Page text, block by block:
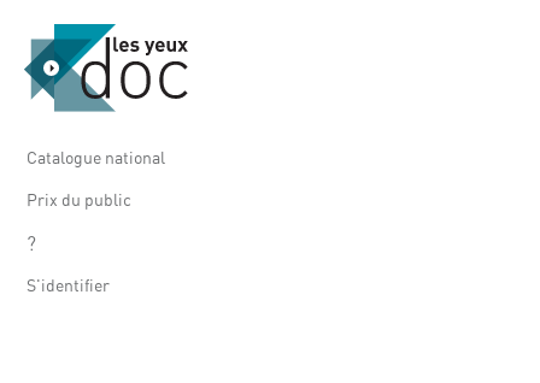
Catalogue national
Prix du public
?
S'identifier